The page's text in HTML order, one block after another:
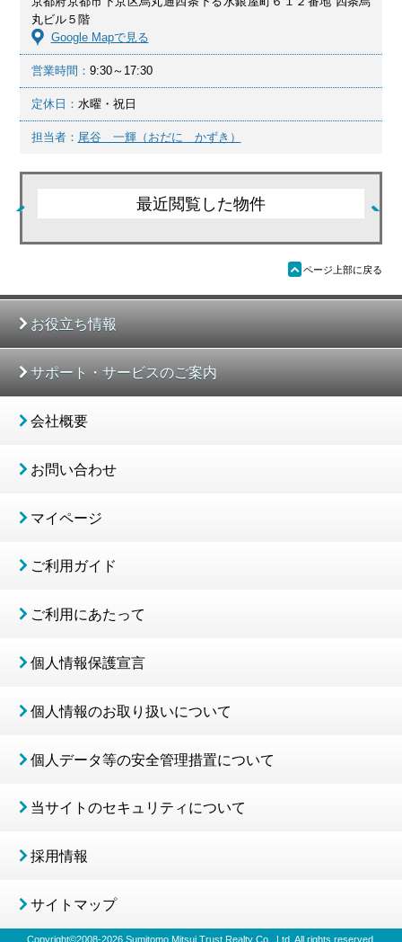
丸ビル５階
Google Mapで見る
営業時間： 9:30～17:30
定休日： 水曜・祝日
担当者： 尾谷 一輝（おだに かずき）
最近閲覧した物件
ü ページ上部に戻る
お役立ち情報
サポート・サービスのご案内
会社概要
お問い合わせ
マイページ
ご利用ガイド
ご利用にあたって
個人情報保護宣言
個人情報のお取り扱いについて
個人データ等の安全管理措置について
当サイトのセキュリティについて
採用情報
サイトマップ
Copyright©2008-2026Sumitomo Mitsui Trust Realty Co., Ltd. All rights reserved.